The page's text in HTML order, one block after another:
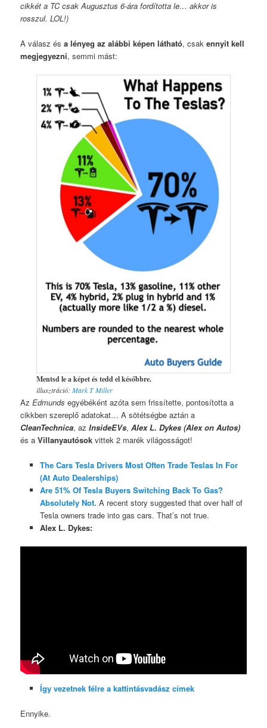
cikkét a TC csak Augusztus 6-ára fordította le… akkor is
rosszul. LOL!)
A válasz ésa lényeg az alábbi képen látható, csakennyit kell
megjegyezni, semmi mást:
Mentsd le a képet és tedd el későbbre.
illusztráció: Mark T Miller
AzEdmunds egyébéként azóta sem frissítette, pontosította a
cikkben szereplő adatokat… A sötétségbe aztán a
CleanTechnica, azInsideEVs,Alex L. Dykes (Alex on Autos)
és aVillanyautósok vittek 2 marék világosságot!
The Cars Tesla Drivers Most Often Trade Teslas In For
(At Auto Dealerships)
Are 51% Of Tesla Buyers Switching Back To Gas?
Absolutely Not. A recent story suggested that over half of
Tesla owners trade into gas cars. That’s not true.
Alex L. Dykes:
Így vezetnek félre a kattintásvadász címek
Ennyike.